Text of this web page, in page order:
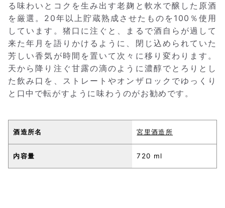
る味わいとコクを生み出す老麹と軟水で醸した原酒
を厳選。20年以上貯蔵熟成させたものを100％使用
しています。猪口に注ぐと、まるで酒自らが過して
来た年月を語りかけるように、閉じ込められていた
芳しい香気が時間を置いて次々に移り変わります。
天から降り注ぐ甘露の滴のように濃醇でとろりとし
た飲み口を、ストレートやオンザロックでゆっくり
と口中で転がすように味わうのがお勧めです。
酒造所名 宮里酒造所
内容量 720 ml